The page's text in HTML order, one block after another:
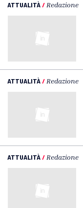
ATTUALITÀ/ Redazione
ATTUALITÀ/ Redazione
ATTUALITÀ/ Redazione